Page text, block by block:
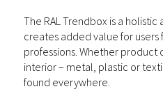
The RAL Trendbox is a
creates added value for
professions. Whether product
interior – metal, plastic or
found everywhere.